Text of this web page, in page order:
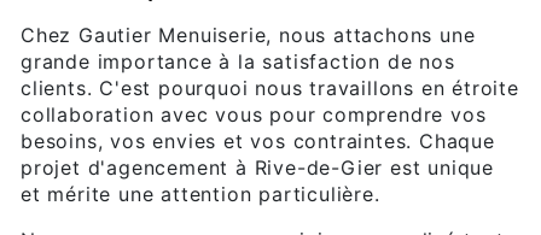
Chez Gautier Menuiserie, nous attachons une
grande importance à la satisfaction de nos
clients. C'est pourquoi nous travaillons en étroite
collaboration avec vous pour comprendre vos
besoins, vos envies et vos contraintes. Chaque
projet d'agencement à Rive-de-Gier est unique
et mérite une attention particulière.